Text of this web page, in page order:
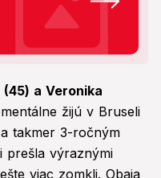
a Veronika
žijú v Bruseli
takmer 3-ročným
prešla výraznými
viac zomkli. Obaja